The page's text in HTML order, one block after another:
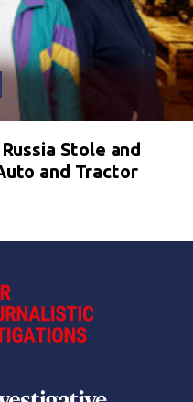
Stole and
and Tractor